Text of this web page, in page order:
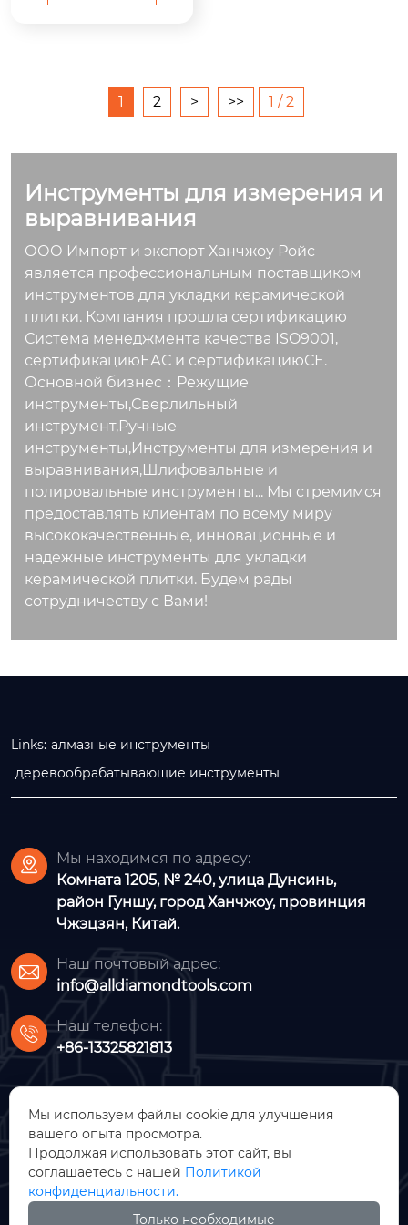
ва, предотвращает
литки, эффективно
улучшает ровность
кладывает плитку, э
кономит время и си
лы.
1 2 > >> 1 / 2
Инструменты для измерения и
выравнивания
ООО Импорт и экспорт Ханчжоу Ройс
является профессиональным поставщиком
инструментов для укладки керамической
плитки. Компания прошла сертификацию
Система менеджмента качества ISO9001,
сертификациюЕАС и сертификациюСЕ.
Основной бизнес：Режущие
инструменты,Сверлильный
инструмент,Ручные
инструменты,Инструменты для измерения и
выравнивания,Шлифовальные и
полировальные инструменты... Мы стремимся
предоставлять клиентам по всему миру
высококачественные, инновационные и
надежные инструменты для укладки
керамической плитки. Будем рады
сотрудничеству с Вами!
Links: алмазные инструменты
деревообрабатывающие инструменты

Мы находимся по адресу:
Комната 1205, № 240, улица Дунсинь,
район Гуншу, город Ханчжоу, провинция
Чжэцзян, Китай.

Наш почтовый адрес:
info@alldiamondtools.com

Наш телефон:
+86-13325821813
ООО Импорт и экспорт Ханчжоу
Ройс
Мы используем файлы cookie для улучшения
вашего опыта просмотра.
Продолжая использовать этот сайт, вы
соглашаетесь с нашей Политикой
конфиденциальности.
Только необходимые